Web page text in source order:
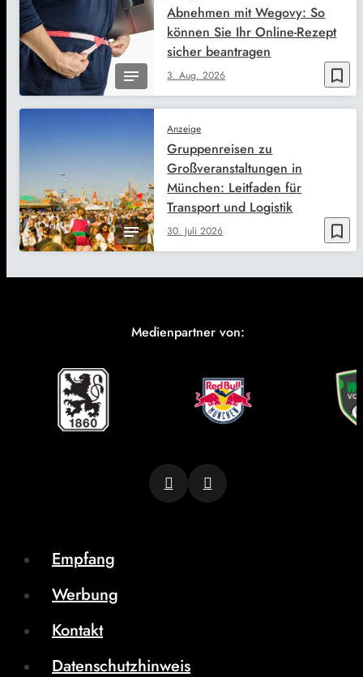
bookmark_border
3. Aug. 2026
Abnehmen mit Wegovy: So
können Sie Ihr Online-Rezept
sicher beantragen
bookmark_border
Anzeige
30. Juli 2026
Gruppenreisen zu
Großveranstaltungen in
München: Leitfaden für
Transport und Logistik
Medienpartner von:
Empfang
Werbung
Kontakt
Datenschutzhinweis